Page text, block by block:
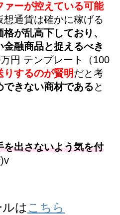
ァーが控えている可能
想通貨は確かに稼げる
格が乱高下しており、
融商品と捉えるべき
円 テンプレート（100
りするのが賢明だと考
できない商材であると
出さないよう気を付
は こちら